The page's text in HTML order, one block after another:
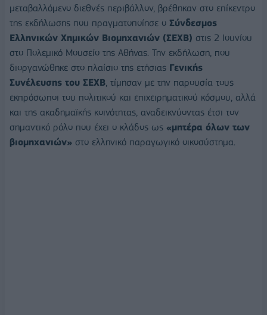
μεταβαλλόμενο διεθνές περιβάλλον, βρέθηκαν στο επίκεντρο
της εκδήλωσης που πραγματοποίησε ο Σύνδεσμος
Ελληνικών Χημικών Βιομηχανιών (ΣΕΧΒ) στις 2 Ιουνίου
στο Πολεμικό Μουσείο της Αθήνας. Την εκδήλωση, που
διοργανώθηκε στο πλαίσιο της ετήσιας Γενικής
Συνέλευσης του ΣΕΧΒ, τίμησαν με την παρουσία τους
εκπρόσωποι του πολιτικού και επιχειρηματικού κόσμου, αλλά
και της ακαδημαϊκής κοινότητας, αναδεικνύοντας έτσι τον
σημαντικό ρόλο που έχει ο κλάδος ως «μητέρα όλων των
βιομηχανιών» στο ελληνικό παραγωγικό οικοσύστημα.